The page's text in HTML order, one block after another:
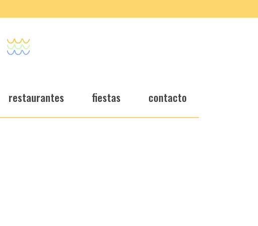
restaurantes fiestas contacto